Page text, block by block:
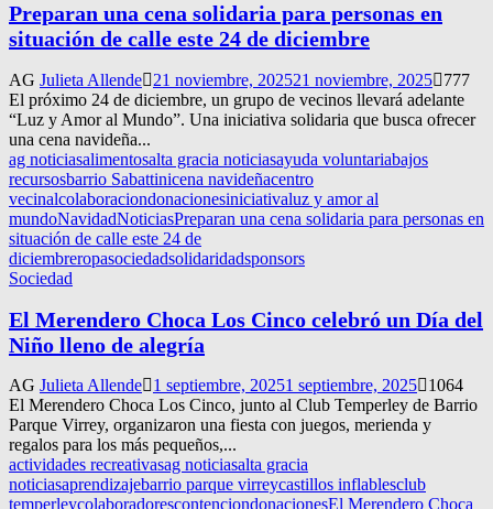
Preparan una cena solidaria para personas en
situación de calle este 24 de diciembre
AG Julieta Allende 21 noviembre, 202521 noviembre, 2025
777
El próximo 24 de diciembre, un grupo de vecinos llevará adelante
“Luz y Amor al Mundo”. Una iniciativa solidaria que busca ofrecer
una cena navideña...
ag noticiasalimentosalta gracia noticiasayuda voluntariabajos
recursosbarrio Sabattinicena navideñacentro
vecinalcolaboraciondonacionesiniciativaluz y amor al
mundoNavidadNoticiasPreparan una cena solidaria para personas en
situación de calle este 24 de
diciembreropasociedadsolidaridadsponsors
Sociedad
El Merendero Choca Los Cinco celebró un Día del
Niño lleno de alegría
AG Julieta Allende 1 septiembre, 20251 septiembre, 2025
1064
El Merendero Choca Los Cinco, junto al Club Temperley de Barrio
Parque Virrey, organizaron una fiesta con juegos, merienda y
regalos para los más pequeños,...
actividades recreativasag noticiasalta gracia
noticiasaprendizajebarrio parque virreycastillos inflablesclub
temperleycolaboradorescontenciondonacionesEl Merendero Choca